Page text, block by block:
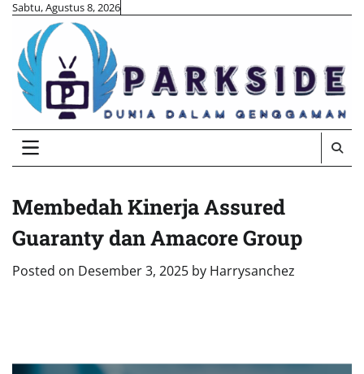
Skip
content
Sabtu, Agustus 8, 2026
Membedah Kinerja Assured
Guaranty dan Amacore Group
Posted on Desember 3, 2025 by Harrysanchez